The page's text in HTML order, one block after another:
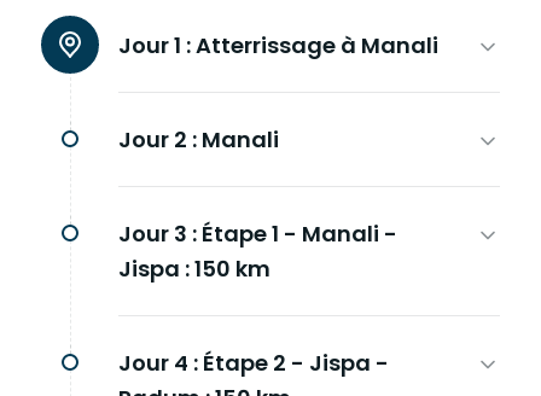
Jour 1 :Atterrissage à Manali
Jour 2 : Manali
Jour 3 : Étape 1 - Manali -
Jispa : 150 km
Jour 4 : Étape 2 - Jispa -